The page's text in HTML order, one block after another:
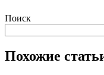
Перейти
содержимому
Поиск
Похожие